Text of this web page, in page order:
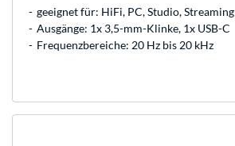
geeignet für: HiFi, PC, Studio, Streaming
Ausgänge: 1x 3,5-mm-Klinke, 1x USB-C
Frequenzbereiche: 20 Hz bis 20 kHz